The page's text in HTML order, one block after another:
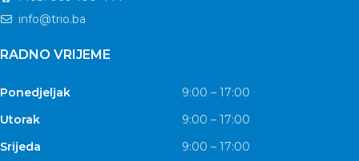
info@trio.ba
RADNO VRIJEME
Ponedjeljak
9:00 – 17:00
Utorak
9:00 – 17:00
Srijeda
9:00 – 17:00